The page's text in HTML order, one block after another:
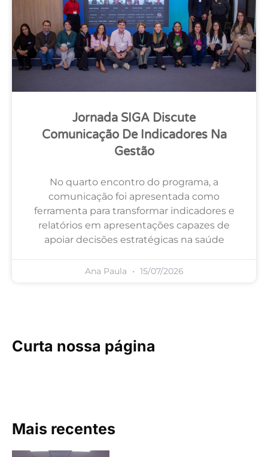
Jornada SIGA Discute
Comunicação De Indicadores Na
Gestão
No quarto encontro do programa, a
comunicação foi apresentada como
ferramenta para transformar indicadores e
relatórios em apresentações capazes de
apoiar decisões estratégicas na saúde
Ana Paula 15/07/2026
Curta nossa página
Mais recentes